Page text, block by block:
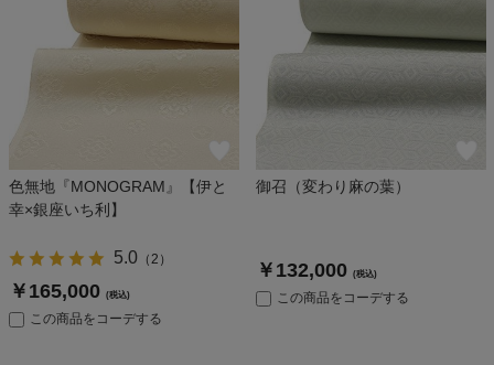
色無地『MONOGRAM』【伊と
幸×銀座いち利】
5.0（2 ）
￥165,000 (税込)
この商品をコーデする
御召（変わり麻の葉）
￥132,000 (税込)
この商品をコーデする